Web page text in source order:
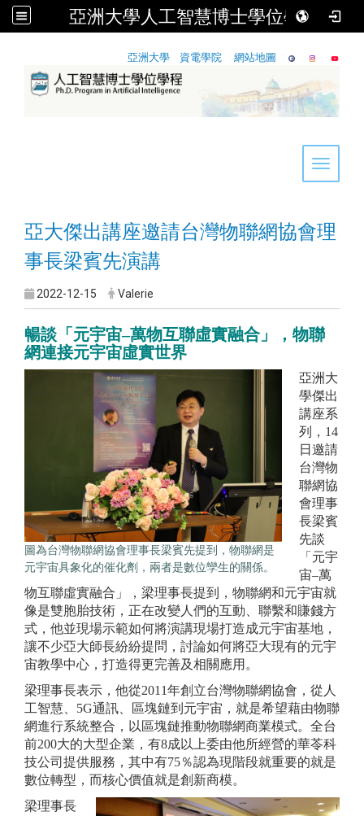
亞洲大學人工智慧博士學位學程
亞洲大學 資電學院 網站地圖
Toggle
亞大傑出講座邀請台灣物聯網協會理
事長梁賓先演講
2022-12-15 Valerie
暢談「元宇宙–萬物互聯虛實融合」，物聯
網連接元宇宙虛實世界
圖為台灣物聯網協會理事長梁賓先提到，物聯網是
元宇宙具象化的催化劑，兩者是數位孿生的關係。
亞洲大
學傑出
講座系
列，14
日邀請
台灣物
聯網協
會理事
長梁賓
先談
「元宇
宙–萬
物互聯虛實融合」，梁理事長提到，物聯網和元宇宙就
像是雙胞胎技術，正在改變人們的互動、聯繫和賺錢方
式，他並現場示範如何將演講現場打造成元宇宙基地，
讓不少亞大師長紛紛提問，討論如何將亞大現有的元宇
宙教學中心，打造得更完善及相關應用。
梁理事長表示，他從2011年創立台灣物聯網協會，從人
工智慧、5G通訊、區塊鏈到元宇宙，就是希望藉由物聯
網進行系統整合，以區塊鏈推動物聯網商業模式。全台
前200大的大型企業，有8成以上委由他所經營的華苓科
技公司提供服務，其中有75％認為現階段就重要的就是
數位轉型，而核心價值就是創新商模。
梁理事長